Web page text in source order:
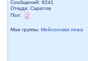
Сообщений: 6241
Откуда: Саратов
Пол:
Мои группы:Мейсонская ложа